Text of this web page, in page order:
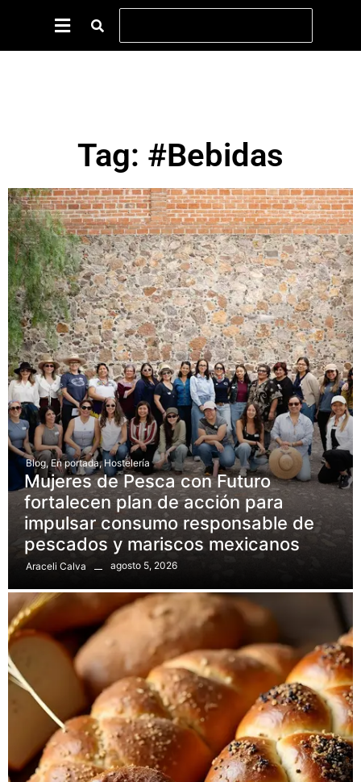
Tag: #Bebidas
Blog, En portada, Hostelería
Mujeres de Pesca con Futuro
fortalecen plan de acción para
impulsar consumo responsable de
pescados y mariscos mexicanos
Araceli Calva agosto 5, 2026